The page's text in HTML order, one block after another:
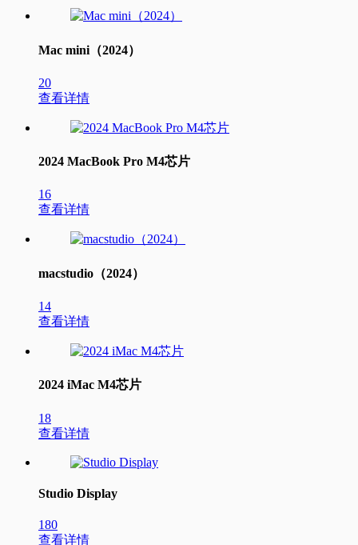
Mac mini（2024）
20
查看详情
2024 MacBook Pro M4芯片
16
查看详情
macstudio（2024）
14
查看详情
2024 iMac M4芯片
18
查看详情
Studio Display
180
查看详情